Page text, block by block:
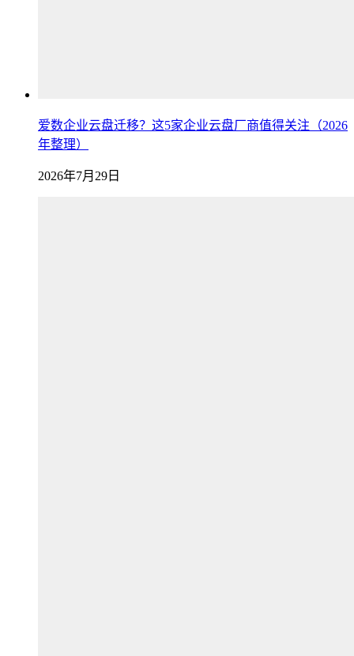
爱数企业云盘迁移？这5家企业云盘厂商值得关注（2026
年整理）
2026年7月29日